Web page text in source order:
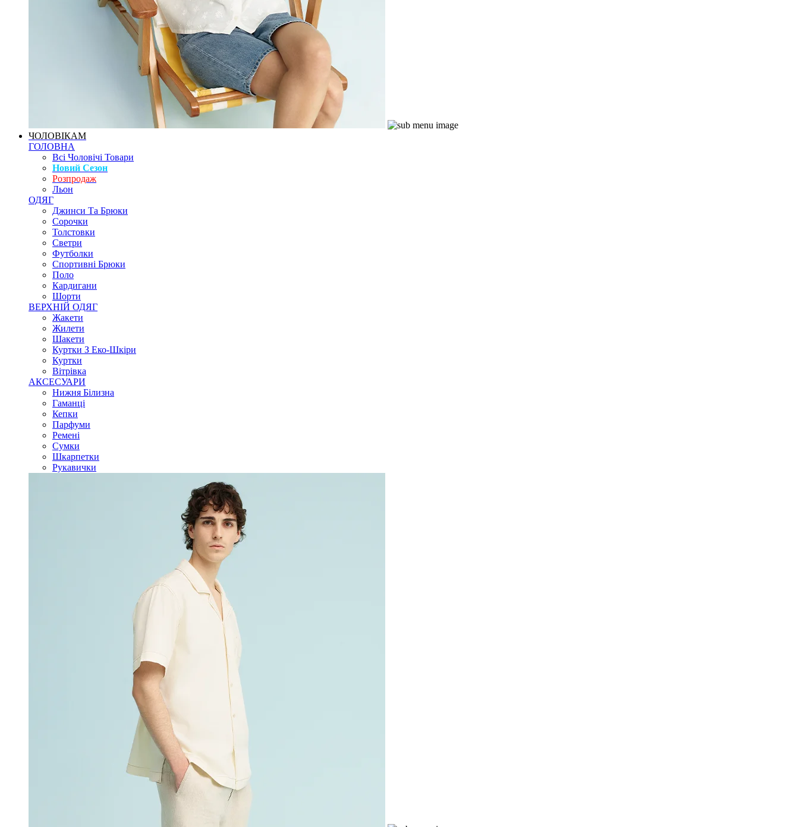
ЧОЛОВІКАМ
ГОЛОВНА
Всі Чоловічі Товари
Новий Сезон
Розпродаж
Льон
ОДЯГ
Джинси Та Брюки
Сорочки
Толстовки
Светри
Футболки
Спортивні Брюки
Поло
Кардигани
Шорти
ВЕРХНІЙ ОДЯГ
Жакети
Жилети
Шакети
Куртки З Еко-Шкіри
Куртки
Вітрівка
АКСЕСУАРИ
Нижня Білизна
Гаманці
Кепки
Парфуми
Ремені
Сумки
Шкарпетки
Рукавички